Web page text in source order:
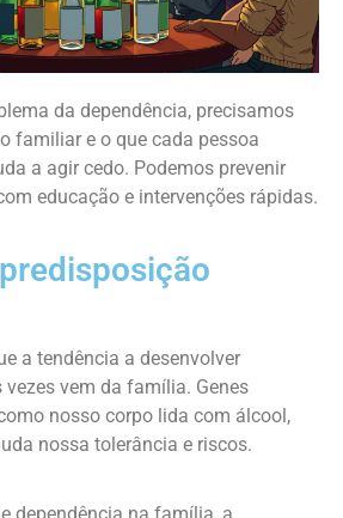
da dependência, precisamos
familiar e o que cada pessoa
a agir cedo. Podemos prevenir
educação e intervenções rápidas.
a tendência a desenvolver
vem da família. Genes
nosso corpo lida com álcool,
nossa tolerância e riscos.